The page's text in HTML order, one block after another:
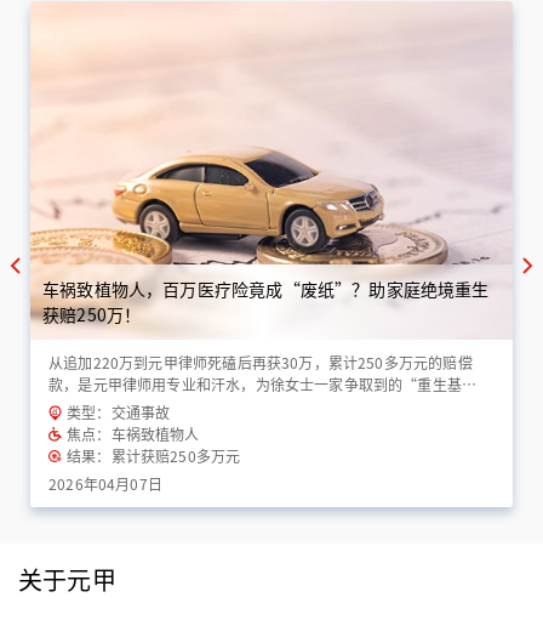
车祸致植物人，百万医疗险竟成“废纸”？助家庭绝境重生
获赔250万！
从追加220万到元甲律师死磕后再获30万，累计250多万元的赔偿
款，是元甲律师用专业和汗水，为徐女士一家争取到的“重生基
金”！
类型：交通事故
焦点：车祸致植物人
结果：累计获赔250多万元
2026年04月07日
关于元甲